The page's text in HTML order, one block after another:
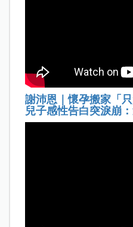
謝沛恩｜懷孕搬家「
兒子感性告白突淚崩